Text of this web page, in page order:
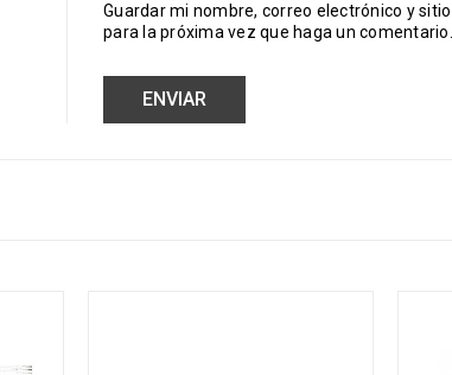
Guardar mi nombre, correo electrónico y
para la próxima vez que haga un comentario.